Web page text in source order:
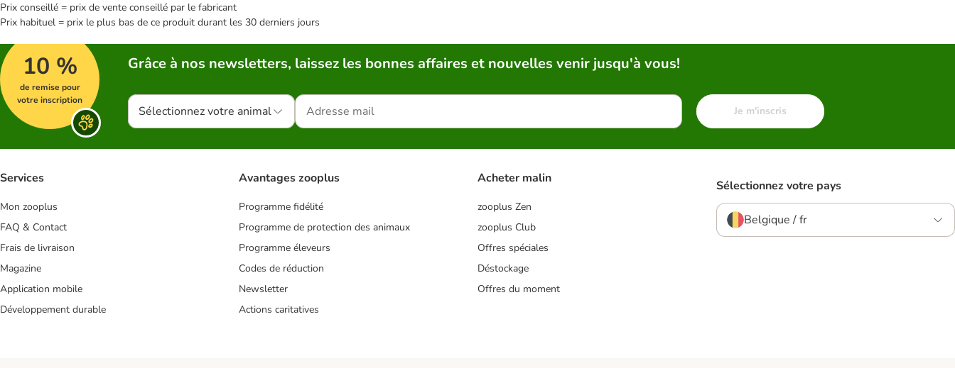
Prix conseillé = prix de vente conseillé par le fabricant
Prix habituel = prix le plus bas de ce produit durant les 30 derniers jours
10 %
de remise pour
votre inscription
Grâce à nos newsletters, laissez les bonnes affaires et nouvelles venir jusqu'à vous!
Sélectionnez votre animal Je m'inscris
Services
Mon zooplus
FAQ & Contact
Frais de livraison
Magazine
Application mobile
Développement durable
Avantages zooplus
Programme fidélité
Programme de protection des animaux
Programme éleveurs
Codes de réduction
Newsletter
Actions caritatives
Acheter malin
zooplus Zen
zooplus Club
Offres spéciales
Déstockage
Offres du moment
Sélectionnez votre pays
Belgique / fr